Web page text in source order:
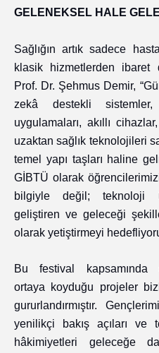
GELENEKSEL HALE
Sağlığın artık sadece
klasik hizmetlerden ibaret
Prof. Dr. Şehmus Demir,
zekâ destekli
uygulamaları, akıllı
uzaktan sağlık teknolojileri
temel yapı taşları haline
GİBTÜ olarak
bilgiyle değil; teknoloji
geliştiren ve geleceği
olarak yetiştirmeyi
Bu festival kapsamında
ortaya koyduğu projeler
gururlandırmıştır.
yenilikçi bakış açıları ve
hâkimiyetleri geleceğe